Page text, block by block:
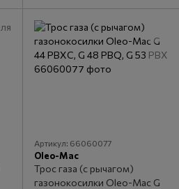
Артикул: 66060077
Oleo-Mac
Трос газа (c рычагом)
газонокосилки Oleo-Mac G